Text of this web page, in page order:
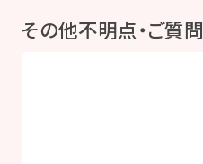
その他不明点・ご質問